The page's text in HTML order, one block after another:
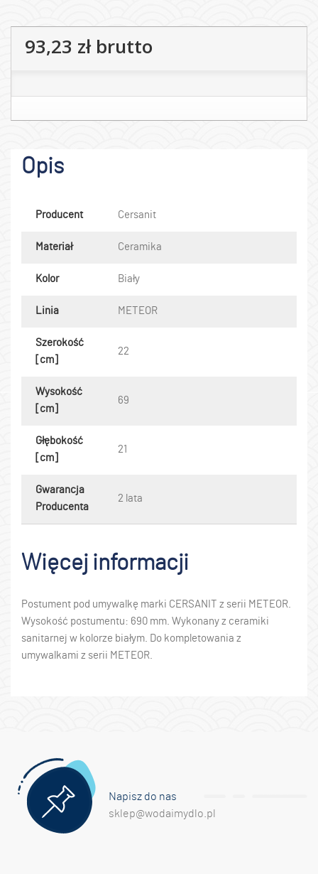
93,23 złbrutto
Opis
Producent Cersanit
Materiał Ceramika
Kolor Biały
Linia METEOR
Szerokość
[cm]
22
Wysokość
[cm]
69
Głębokość
[cm]
21
Gwarancja
Producenta
2 lata
Więcej informacji
Postument pod umywalkę marki CERSANIT z serii METEOR.
Wysokość postumentu: 690 mm. Wykonany z ceramiki
sanitarnej w kolorze białym. Do kompletowania z
umywalkami z serii METEOR.
Napisz do nas
sklep@wodaimydlo.pl